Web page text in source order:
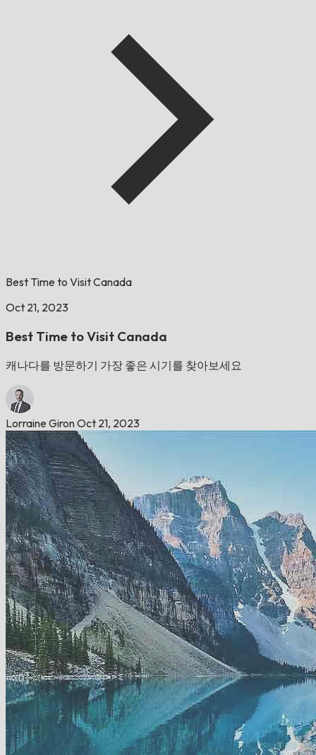
Best Time to Visit Canada
Oct 21, 2023
Best Time to Visit Canada
캐나다를 방문하기 가장 좋은 시기를 찾아보세요
Lorraine GironOct 21, 2023